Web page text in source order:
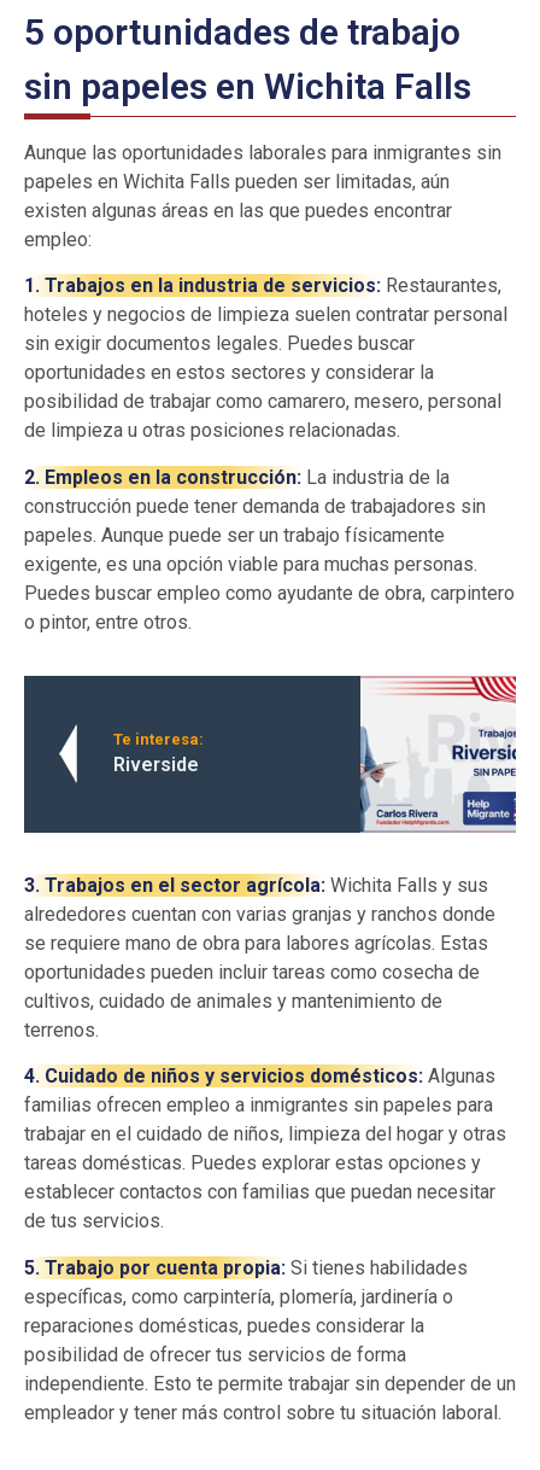
5 oportunidades de trabajo
sin papeles en Wichita Falls
Aunque las oportunidades laborales para inmigrantes sin
papeles en Wichita Falls pueden ser limitadas, aún
existen algunas áreas en las que puedes encontrar
empleo:
1. Trabajos en la industria de servicios: Restaurantes,
hoteles y negocios de limpieza suelen contratar personal
sin exigir documentos legales. Puedes buscar
oportunidades en estos sectores y considerar la
posibilidad de trabajar como camarero, mesero, personal
de limpieza u otras posiciones relacionadas.
2. Empleos en la construcción: La industria de la
construcción puede tener demanda de trabajadores sin
papeles. Aunque puede ser un trabajo físicamente
exigente, es una opción viable para muchas personas.
Puedes buscar empleo como ayudante de obra, carpintero
o pintor, entre otros.
Te interesa:
Riverside
3. Trabajos en el sector agrícola: Wichita Falls y sus
alrededores cuentan con varias granjas y ranchos donde
se requiere mano de obra para labores agrícolas. Estas
oportunidades pueden incluir tareas como cosecha de
cultivos, cuidado de animales y mantenimiento de
terrenos.
4. Cuidado de niños y servicios domésticos: Algunas
familias ofrecen empleo a inmigrantes sin papeles para
trabajar en el cuidado de niños, limpieza del hogar y otras
tareas domésticas. Puedes explorar estas opciones y
establecer contactos con familias que puedan necesitar
de tus servicios.
5. Trabajo por cuenta propia: Si tienes habilidades
específicas, como carpintería, plomería, jardinería o
reparaciones domésticas, puedes considerar la
posibilidad de ofrecer tus servicios de forma
independiente. Esto te permite trabajar sin depender de un
empleador y tener más control sobre tu situación laboral.